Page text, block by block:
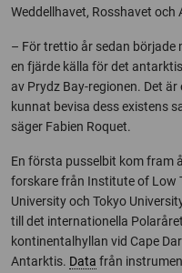
Weddellhavet, Rosshavet och
– För trettio år sedan började
en fjärde källa för det
av Prydz Bay-regionen. Det
kunnat bevisa dess existens
säger Fabien Roquet.
En första pusselbit kom fram
forskare från Institute of Low
University och Tokyo
till det internationella
kontinentalhyllan vid Cape
Antarktis. Data från